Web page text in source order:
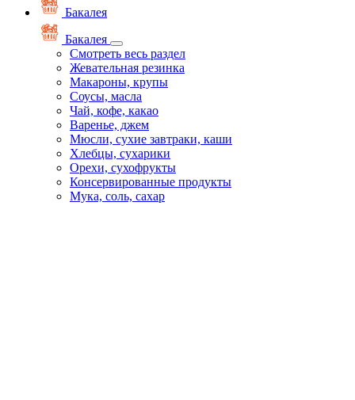
Бакалея
Бакалея
Смотреть весь раздел
Жевательная резинка
Макароны, крупы
Соусы, масла
Чай, кофе, какао
Варенье, джем
Мюсли, сухие завтраки, каши
Хлебцы, сухарики
Орехи, сухофрукты
Консервированные продукты
Мука, соль, сахар